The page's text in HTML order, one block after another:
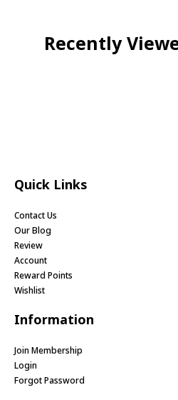
Recently
Quick Links
Contact Us
Our Blog
Review
Account
Reward Points
Wishlist
Information
Join Membership
Login
Forgot Password